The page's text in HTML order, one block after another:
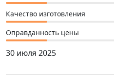
Качество изготовления
Оправданность цены
30 июля 2025